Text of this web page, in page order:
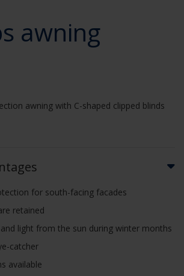
awning
awning with C-shaped clipped blinds
for south-facing facades
retained
light from the sun during winter months
catcher
available